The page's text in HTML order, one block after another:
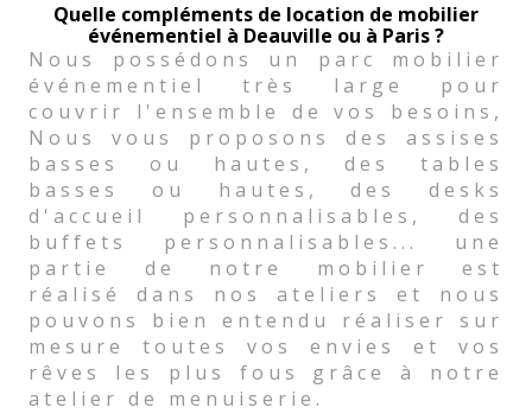
Quelle compléments de location de mobilier
événementiel à Deauville ou à Paris ?
Nous possédons un parc mobilier
événementiel très large pour
couvrir l'ensemble de vos besoins,
Nous vous proposons des assises
basses ou hautes, des tables
basses ou hautes, des desks
d'accueil personnalisables, des
buffets personnalisables... une
partie de notre mobilier est
réalisé dans nos ateliers et nous
pouvons bien entendu réaliser sur
mesure toutes vos envies et vos
rêves les plus fous grâce à notre
atelier de menuiserie.